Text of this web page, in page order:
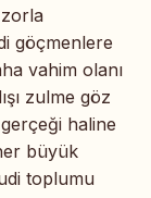
zorla
göçmenlere
vahim olanı
zulme göz
haline
büyük
toplumu